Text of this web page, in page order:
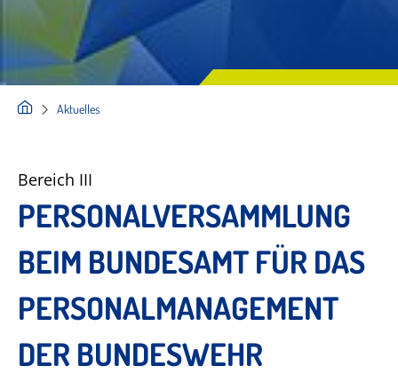
Aktuelles
Bereich III
PERSONALVERSAMMLUNG
BEIM BUNDESAMT FÜR DAS
PERSONALMANAGEMENT
DER BUNDESWEHR